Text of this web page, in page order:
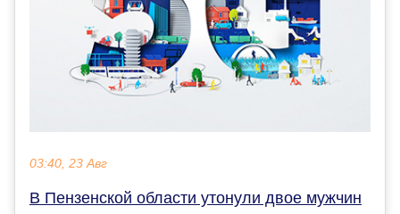
03:40, 23 Авг
В Пензенской области утонули двое мужчин